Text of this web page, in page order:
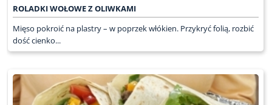
ROLADKI WOŁOWE Z OLIWKAMI
Mięso pokroić na plastry – w poprzek włókien. Przykryć folią, rozbić
dość cienko...